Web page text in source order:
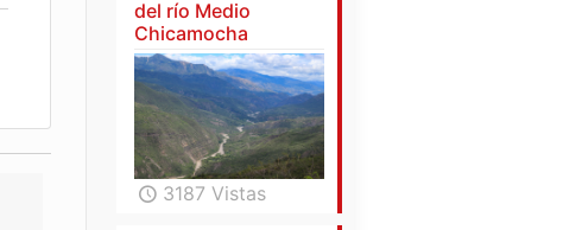
del río Medio
Chicamocha
3187 Vistas